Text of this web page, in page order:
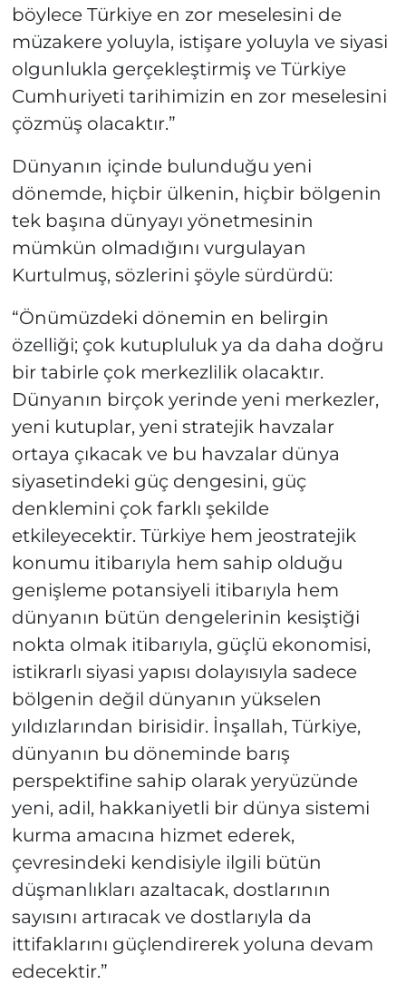
böylece Türkiye en zor meselesini de
müzakere yoluyla, istişare yoluyla ve siyasi
olgunlukla gerçekleştirmiş ve Türkiye
Cumhuriyeti tarihimizin en zor meselesini
çözmüş olacaktır.”
Dünyanın içinde bulunduğu yeni
dönemde, hiçbir ülkenin, hiçbir bölgenin
tek başına dünyayı yönetmesinin
mümkün olmadığını vurgulayan
Kurtulmuş, sözlerini şöyle sürdürdü:
“Önümüzdeki dönemin en belirgin
özelliği; çok kutupluluk ya da daha doğru
bir tabirle çok merkezlilik olacaktır.
Dünyanın birçok yerinde yeni merkezler,
yeni kutuplar, yeni stratejik havzalar
ortaya çıkacak ve bu havzalar dünya
siyasetindeki güç dengesini, güç
denklemini çok farklı şekilde
etkileyecektir. Türkiye hem jeostratejik
konumu itibarıyla hem sahip olduğu
genişleme potansiyeli itibarıyla hem
dünyanın bütün dengelerinin kesiştiği
nokta olmak itibarıyla, güçlü ekonomisi,
istikrarlı siyasi yapısı dolayısıyla sadece
bölgenin değil dünyanın yükselen
yıldızlarından birisidir. İnşallah, Türkiye,
dünyanın bu döneminde barış
perspektifine sahip olarak yeryüzünde
yeni, adil, hakkaniyetli bir dünya sistemi
kurma amacına hizmet ederek,
çevresindeki kendisiyle ilgili bütün
düşmanlıkları azaltacak, dostlarının
sayısını artıracak ve dostlarıyla da
ittifaklarını güçlendirerek yoluna devam
edecektir.”